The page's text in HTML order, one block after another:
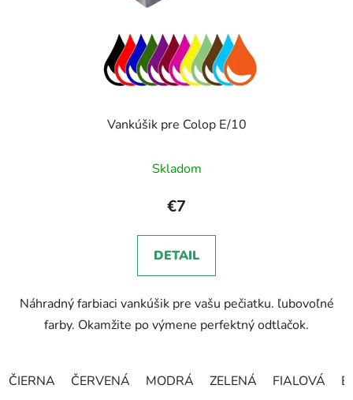
Vankúšik pre Colop E/10
Skladom
€7
DETAIL
Náhradný farbiaci vankúšik pre vašu pečiatku. ľubovoľné
farby. Okamžite po výmene perfektný odtlačok.
ČIERNA ČERVENÁ MODRÁ ZELENÁ FIALOVÁ